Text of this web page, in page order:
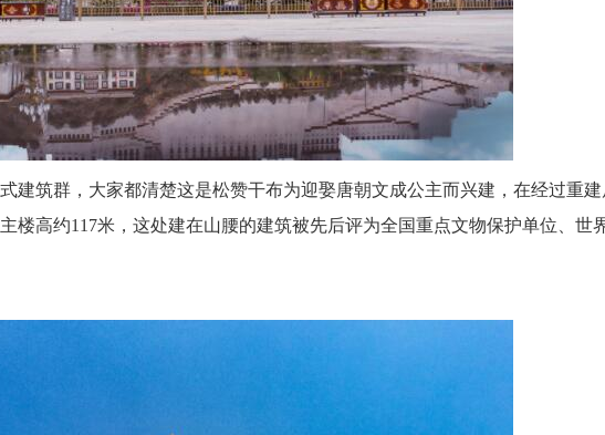
筑群，大家都清楚这是松赞干布为迎娶唐朝文成公主而兴建，在经过重建
楼高约117米，这处建在山腰的建筑被先后评为全国重点文物保护单位、世